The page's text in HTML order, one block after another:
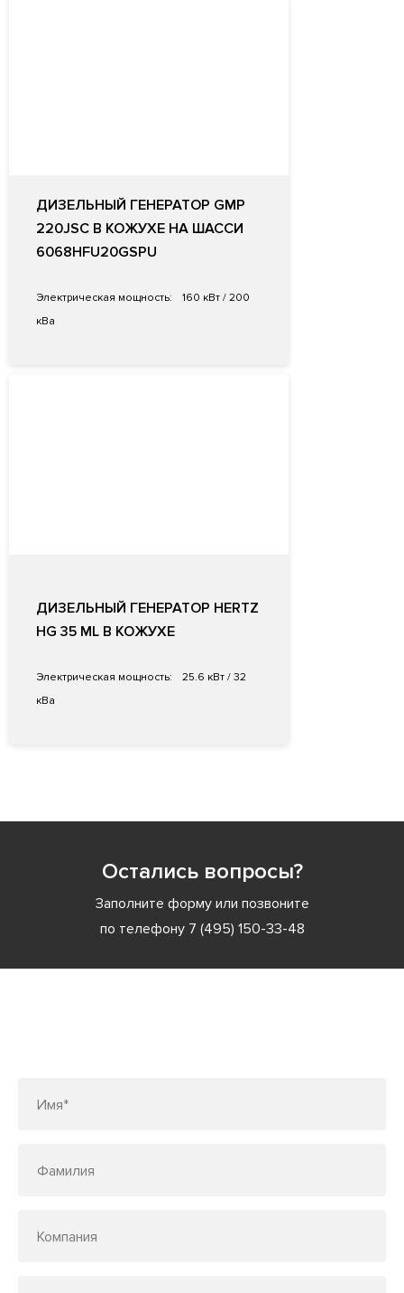
ДИЗЕЛЬНЫЙ ГЕНЕРАТОР GMP
220JSC В КОЖУХЕ НА ШАССИ
6068HFU20­GSPU
Электрическая мощность:
160 кВт / 200
кВа
ДИЗЕЛЬНЫЙ ГЕНЕРАТОР HERTZ
HG 35 ML В КОЖУХЕ
Электрическая мощность:
25.6 кВт / 32
кВа
Остались вопросы?
Заполните форму или позвоните
по телефону 7 (495) 150-33-48
Имя*
Фамилия
Компания